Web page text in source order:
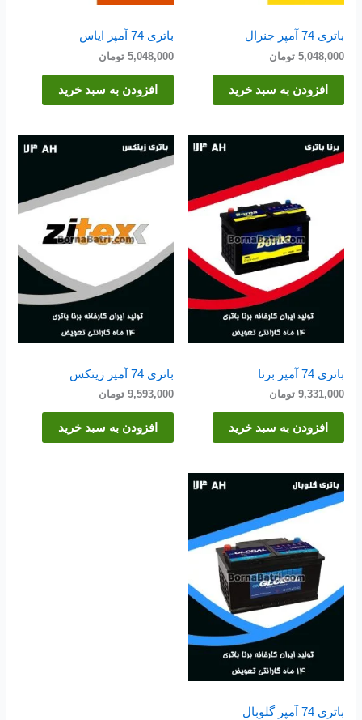
باتری 74 آمپر جنرال
5,048,000 تومان
افزودن به سبد خرید
باتری 74 آمپر ایاس
5,048,000 تومان
افزودن به سبد خرید
باتری 74 آمپر برنا
9,331,000 تومان
افزودن به سبد خرید
باتری 74 آمپر زیتکس
9,593,000 تومان
افزودن به سبد خرید
باتری 74 آمپر گلوبال